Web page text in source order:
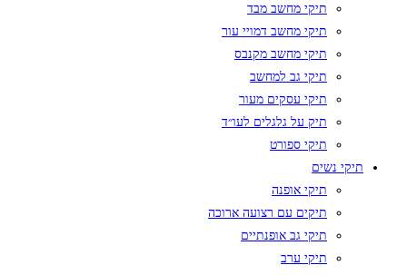
תיקי מחשב מבד
תיקי מחשב דמויי עור
תיקי מחשב מקנבס
תיקי גב למחשב
תיקי עסקים מעור
תיק על גלגלים לעו״ד
תיקי ספורט
תיקי נשים
תיקי אופנה
תיקים עם רצועה ארוכה
תיקי גב אופנתיים
תיקי ערב